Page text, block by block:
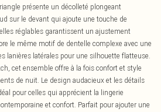
présente un décolleté plongeant
sur le devant qui ajoute une touche de
réglables garantissent un ajustement
le même motif de dentelle complexe avec une
lanières latérales pour une silhouette flatteuse.
cet ensemble offre à la fois confort et style
de nuit. Le design audacieux et les détails
pour celles qui apprécient la lingerie
et confort. Parfait pour ajouter une